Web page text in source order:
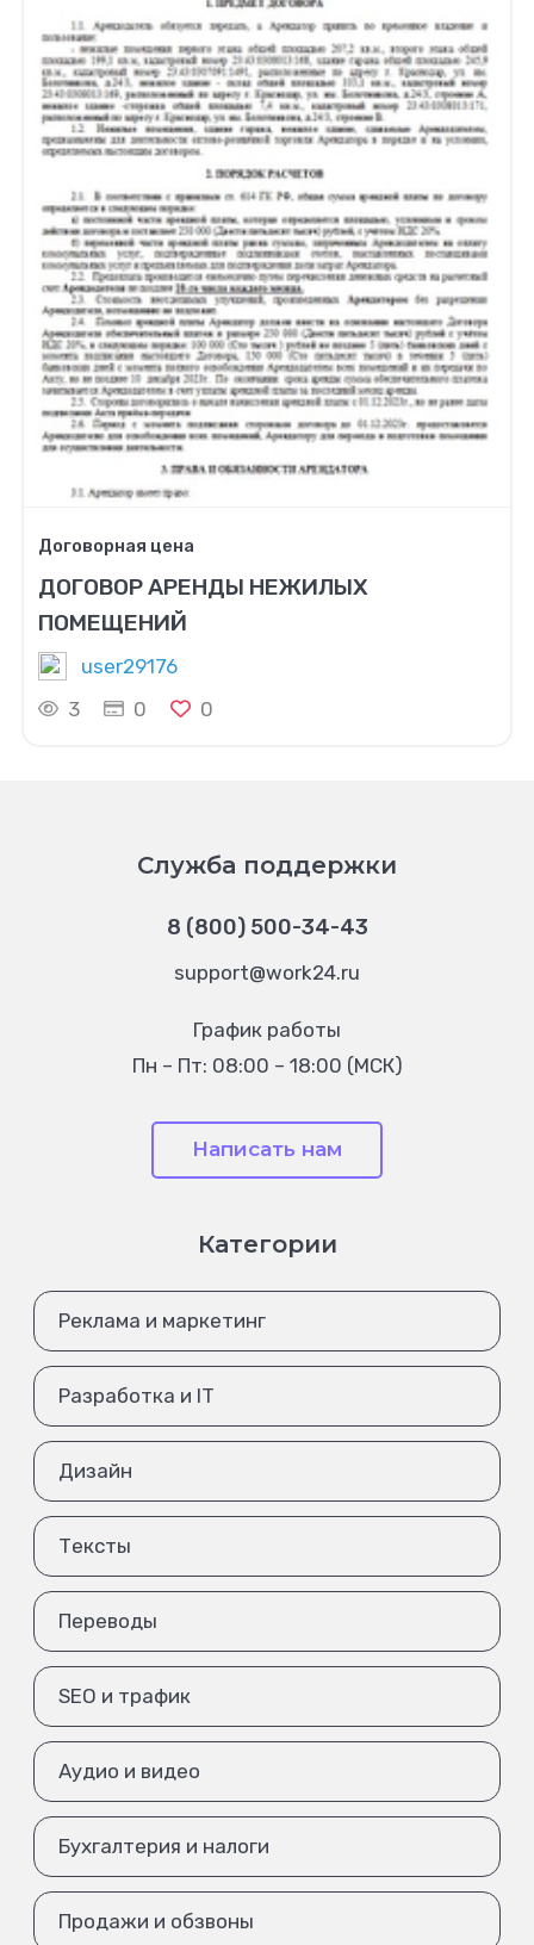
Договорная цена
ДОГОВОР АРЕНДЫ НЕЖИЛЫХ
ПОМЕЩЕНИЙ
user29176
3
0 0
Служба поддержки
8 (800) 500-34-43
support@work24.ru
График работы
Пн – Пт: 08:00 – 18:00 (МСК)
Написать нам
Категории
Реклама и маркетинг
Разработка и IT
Дизайн
Тексты
Переводы
SEO и трафик
Аудио и видео
Бухгалтерия и налоги
Продажи и обзвоны